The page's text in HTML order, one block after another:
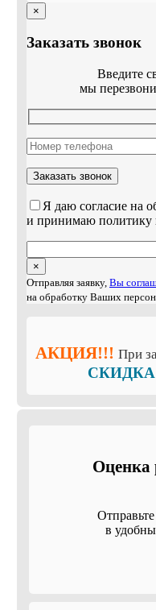
×
Заказать звонок
Введите
мы
Я даю согласие на
и принимаю политику
×
Отправляя заявку, Вы
на обработку Ваших
АКЦИЯ!!! При
СКИДКА
Оценка
в